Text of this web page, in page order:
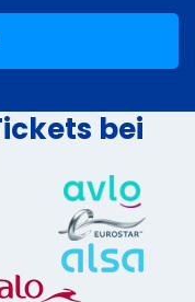
bei